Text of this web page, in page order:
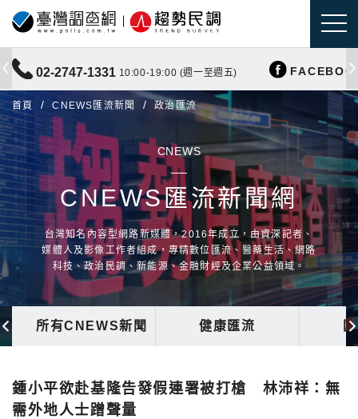
02-2747-1331 10:00-19:00 (週一至週五)
首頁 CNEWS匯流新聞 政治匯流
CNEWS
CNEWS匯流新聞網
台灣知名內容型網路新媒體，2016年成立，由資深記者、
媒體人及影像工作者組成，專精數位匯流、醫藥生活、網路
科技、政治民調、新能源、金融財經及企業公益領域。
所有CNEWS新聞 健康匯流
鍾小平欲赴基隆告發假連署被打槍 林沛祥：無
需外地人士蹭聲量